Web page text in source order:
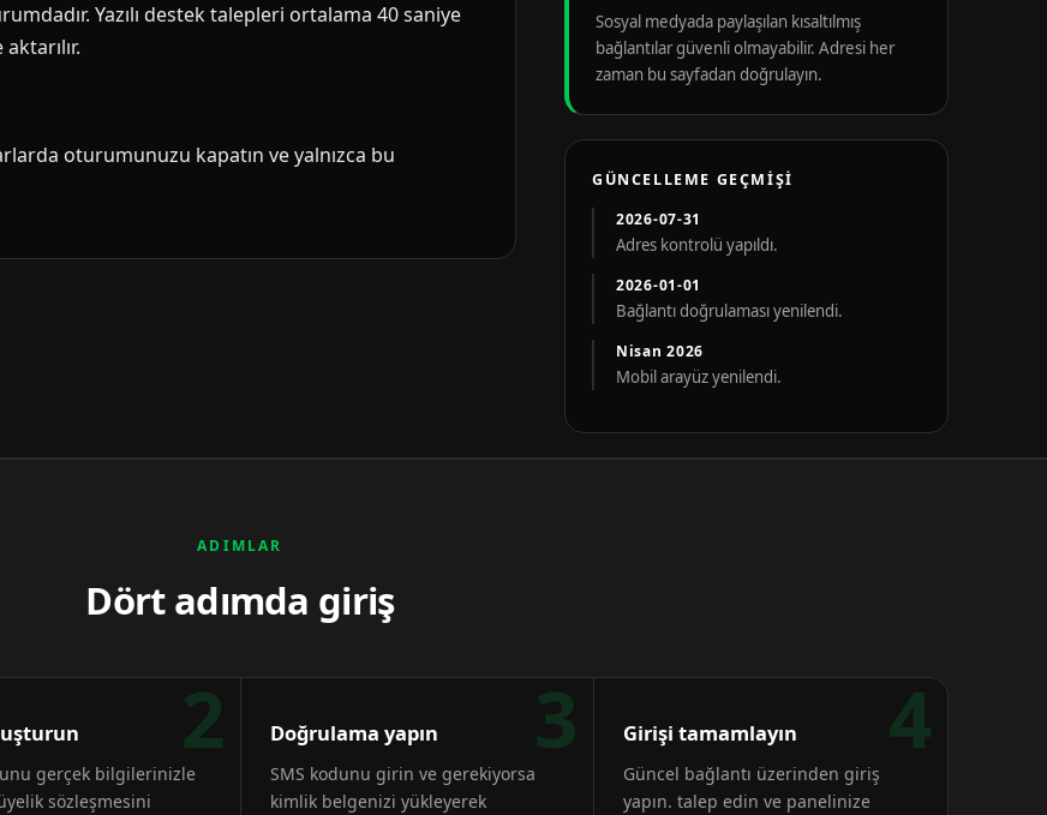
Yazılı destek talepleri ortalama 40 saniye
oturumunuzu kapatın ve yalnızca bu
Sosyal medyada paylaşılan kısaltılmış
bağlantılar güvenli olmayabilir. Adresi her
zaman bu sayfadan doğrulayın.
GÜNCELLEME GEÇMIŞI
2026-07-31
Adres kontrolü yapıldı.
2026-01-01
Bağlantı doğrulaması yenilendi.
Nisan 2026
Mobil arayüz yenilendi.
ADIMLAR
Dört adımda giriş
2
gerçek bilgilerinizle
sözleşmesini
3
Doğrulama yapın
SMS kodunu girin ve gerekiyorsa
kimlik belgenizi yükleyerek
4
Girişi tamamlayın
Güncel bağlantı üzerinden giriş
yapın. talep edin ve panelinize